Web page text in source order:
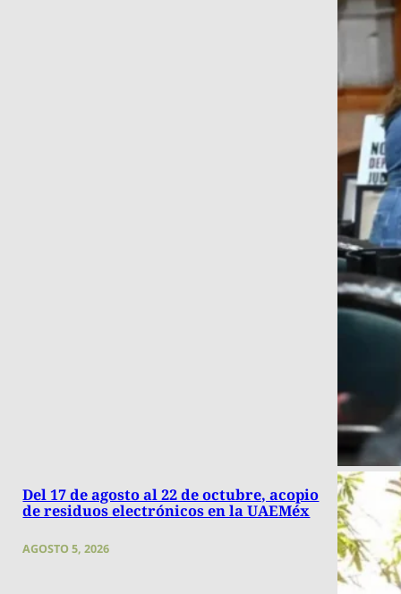
Del 17 de agosto al 22 de octubre, acopio
de residuos electrónicos en la UAEMéx
AGOSTO 5, 2026